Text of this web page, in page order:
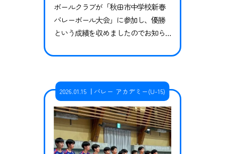
ボールクラブが「秋田市中学校新春
バレーボール大会」に参加し、優勝
という成績を収めましたのでお知ら
中学校2-0（25-10,25-22）勝利 第二試
勝利 第三試合 vs 秋田南中学校2-1（25
-19,25-20）勝利 今回は秋田市内の大
会で、アカデミー練習生もスタメン
とし…
2026.01.15 バレー アカデミー(U-15)